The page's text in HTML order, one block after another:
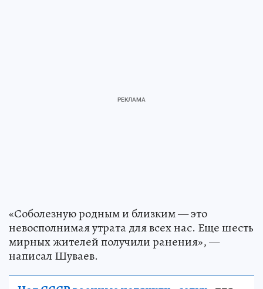
«Соболезную родным и близким — это
невосполнимая утрата для всех нас. Еще шесть
мирных жителей получили ранения», —
написал Шуваев.